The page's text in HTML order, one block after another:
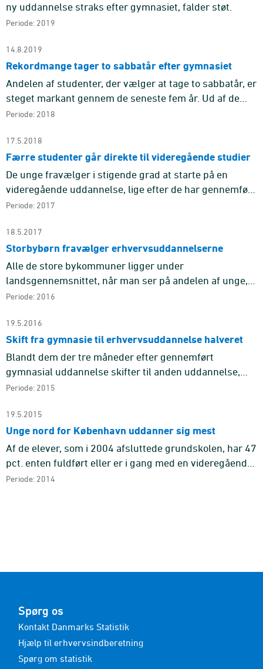
ny uddannelse straks efter gymnasiet, falder støt.
Periode: 2019
14.8.2019
Rekordmange tager to sabbatår efter gymnasiet
Andelen af studenter, der vælger at tage to sabbatår, er
steget markant gennem de seneste fem år. Ud af de
studenter, der blev færdige i 2017, er 52 pct. endnu
Periode: 2018
17.5.2018
Færre studenter går direkte til videregående studier
De unge fravælger i stigende grad at starte på en
videregående uddannelse, lige efter de har gennemført
gymnasiet. 86 pct. af dem, som færdiggjorde deres
Periode: 2017
18.5.2017
Storbybørn fravælger erhvervsuddannelserne
Alle de store bykommuner ligger under
landsgennemsnittet, når man ser på andelen af unge,
der enten har gennemført eller er i gang med en
Periode: 2016
19.5.2016
Skift fra gymnasie til erhvervsuddannelse halveret
Blandt dem der tre måneder efter gennemført
gymnasial uddannelse skifter til anden uddannelse,
skiftede 33 pct. til en erhvervsuddannelse (EUD) i 2001
Periode: 2015
19.5.2015
Unge nord for København uddanner sig mest
Af de elever, som i 2004 afsluttede grundskolen, har 47
pct. enten fuldført eller er i gang med en videregående
uddannelse.
Periode: 2014
Spørg os
Kontakt Danmarks Statistik
Hjælp til erhvervsindberetning
Spørg om statistik